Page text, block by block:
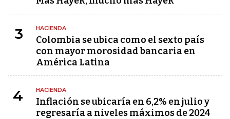
3 HACIENDA
Colombia se ubica como el sexto país
con mayor morosidad bancaria en
América Latina
4 HACIENDA
Inflación se ubicaría en 6,2% en julio y
regresaría a niveles máximos de 2024